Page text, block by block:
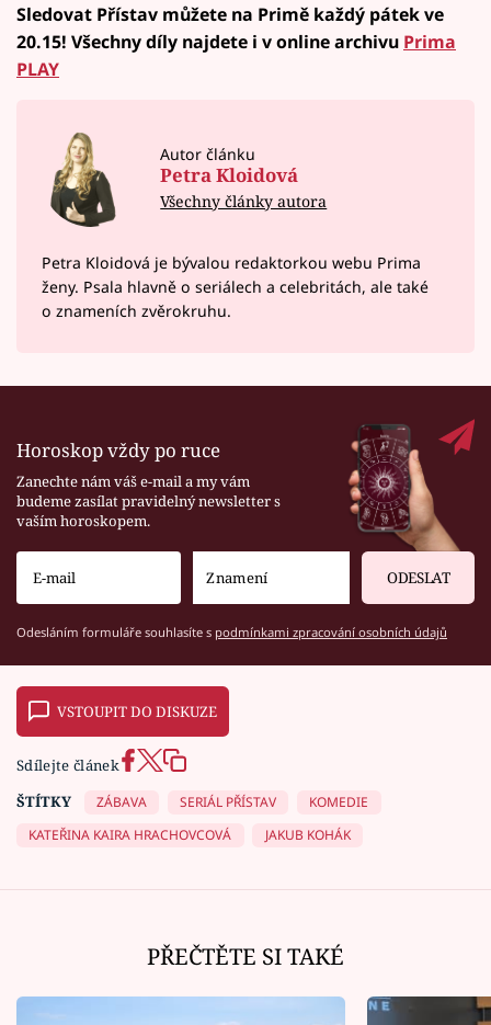
Sledovat Přístav můžete na Primě každý pátek ve
20.15! Všechny díly najdete i v online archivu Prima
PLAY
Autor článku
Petra Kloidová
Všechny články autora
Petra Kloidová je bývalou redaktorkou webu Prima
ženy. Psala hlavně o seriálech a celebritách, ale také
o znameních zvěrokruhu.
Horoskop vždy po ruce
Zanechte nám váš e-mail a my vám
budeme zasílat pravidelný newsletter s
vaším horoskopem.
ODESLAT
Odesláním formuláře souhlasíte s podmínkami zpracování osobních údajů
VSTOUPIT DO DISKUZE
Sdílejte článek
ŠTÍTKY
ZÁBAVA SERIÁL PŘÍSTAV
KOMEDIE
KATEŘINA KAIRA HRACHOVCOVÁ
JAKUB KOHÁK
PŘEČTĚTE SI TAKÉ